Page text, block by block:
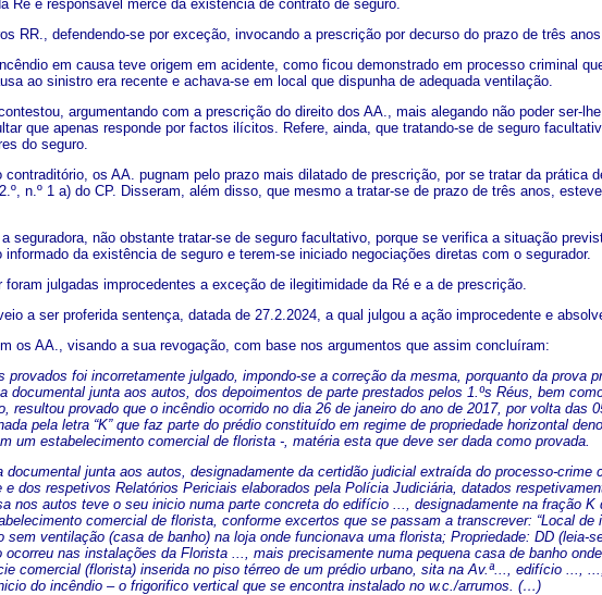
Ré é responsável mercê da existência de contrato de seguro.
RR., defendendo-se por exceção, invocando a prescrição por decurso do prazo de três
em causa teve origem em acidente, como ficou demonstrado em processo criminal
ao sinistro era recente e achava-se em local que dispunha de adequada ventilação.
argumentando com a prescrição do direito dos AA., mais alegando não poder ser-
que apenas responde por factos ilícitos. Refere, ainda, que tratando-se de seguro
do seguro.
contraditório, os AA. pugnam pelo prazo mais dilatado de prescrição, por se tratar da prática
n.º 1 a) do CP. Disseram, além disso, que mesmo a tratar-se de prazo de três anos,
seguradora, não obstante tratar-se de seguro facultativo, porque se verifica a situação
informado da existência de seguro e terem-se iniciado negociações diretas com o segurador.
foram julgadas improcedentes a exceção de ilegitimidade da Ré e a de prescrição.
a ser proferida sentença, datada de 27.2.2024, a qual julgou a ação improcedente e
os AA., visando a sua revogação, com base nos argumentos que assim concluíram:
provados foi incorretamente julgado, impondo-se a correção da mesma, porquanto da prova
documental junta aos autos, dos depoimentos de parte prestados pelos 1.ºs Réus, bem
resultou provado que o incêndio ocorrido no dia 26 de janeiro do ano de 2017, por volta das
pela letra “K” que faz parte do prédio constituído em regime de propriedade horizontal
um estabelecimento comercial de florista -, matéria esta que deve ser dada como provada.
documental junta aos autos, designadamente da certidão judicial extraída do processo-
e dos respetivos Relatórios Periciais elaborados pela Polícia Judiciária, datados
nos autos teve o seu inicio numa parte concreta do edifício ..., designadamente na fração K
comercial de florista, conforme excertos que se passam a transcrever: “Local
sem ventilação (casa de banho) na loja onde funcionava uma florista; Propriedade: DD (leia-
nas instalações da Florista ..., mais precisamente numa pequena casa de banho
comercial (florista) inserida no piso térreo de um prédio urbano, sita na Av.ª..., edifício ...,
do incêndio – o frigorifico vertical que se encontra instalado no w.c./arrumos. (…)